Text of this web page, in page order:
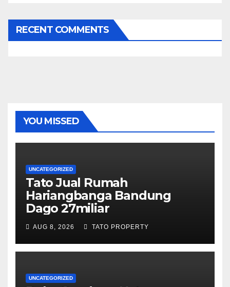
RECENT COMMENTS
YOU MISSED
UNCATEGORIZED
Tato Jual Rumah
Hariangbanga Bandung
Dago 27miliar
AUG 8, 2026 TATO PROPERTY
UNCATEGORIZED